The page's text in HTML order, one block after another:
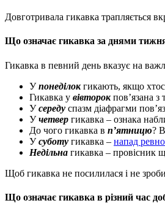
Довготривала гикавка трапляється
Що означає гикавка за днями
Гикавка в певний день вказує на
Упонеділокгикають, якщо
Гикавка у вівторокпов’язана
Усереду спазм діафрагми
Учетвер гикавка – ознака
До чого гикавка в п’ятницю?
Усуботу гикавка – напад
Недільна гикавка – провісник
Щоб гикавка не посилилася і не
Що означає гикавка в різний час